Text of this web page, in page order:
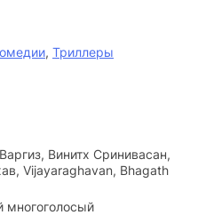
, Триллеры
Винитх Сринивасан,
Vijayaraghavan, Bhagath
многоголосый